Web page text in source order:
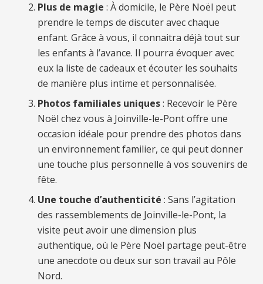
Plus de magie : À domicile, le Père Noël peut
prendre le temps de discuter avec chaque
enfant. Grâce à vous, il connaitra déjà tout sur
les enfants à l’avance. Il pourra évoquer avec
eux la liste de cadeaux et écouter les souhaits
de manière plus intime et personnalisée.
Photos familiales uniques: Recevoir le Père
Noël chez vous à Joinville-le-Pont offre une
occasion idéale pour prendre des photos dans
un environnement familier, ce qui peut donner
une touche plus personnelle à vos souvenirs de
fête.
Une touche d’authenticité : Sans l’agitation
des rassemblements de Joinville-le-Pont, la
visite peut avoir une dimension plus
authentique, où le Père Noël partage peut-être
une anecdote ou deux sur son travail au Pôle
Nord.